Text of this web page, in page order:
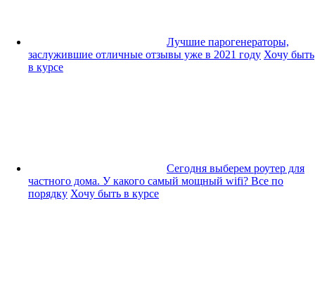
Лучшие парогенераторы,
заслужившие отличные отзывы уже в 2021 году Хочу быть
в курсе
Сегодня выберем роутер для
частного дома. У какого самый мощный wifi? Все по
порядку Хочу быть в курсе